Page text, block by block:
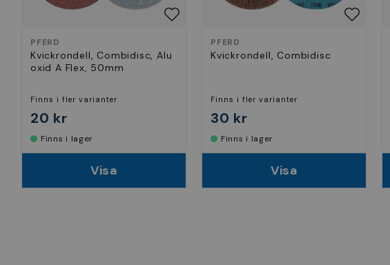
PFERD
Kvickrondell, Combidisc, Alu
oxid A Flex, 50mm
Finns i fler varianter
20 kr
Finns i lager
Visa
PFERD
Kvickrondell, Combidisc
Finns i fler varianter
30 kr
Finns i lager
Visa